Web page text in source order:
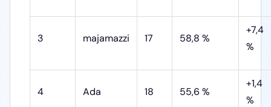
3 majamazzi 17 58,8 %
+7,4
%
4 Ada 18 55,6 %
+1,4
%